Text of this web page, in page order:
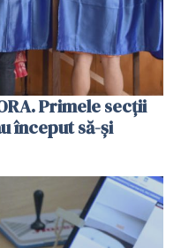
Primele secții
început să-și